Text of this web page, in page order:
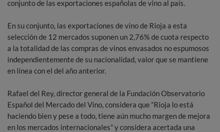
conjunto de las exportaciones españolas de vino al país.
En su conjunto, las exportaciones de vino de Rioja a esta
selección de 12 mercados suponen un 2,76% de cuota respecto
a la totalidad de las compras de vinos envasados no espumosos
independientemente de su nacionalidad, valor que se mantiene
en línea con el del año anterior.
Rafael del Rey, director general de la Fundación Observatorio
Español del Mercado del Vino, considera que “Rioja lo está
haciendo bien y pese a todo, tiene aún mucho margen de mejora
en los mercados internacionales” y considera acertada una